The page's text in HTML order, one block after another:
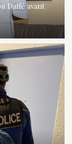
Daffé avant